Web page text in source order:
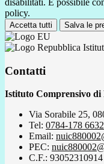
disabilitati. È possibile
policy.
Accetta tutti Salva le
Contatti
Istituto Comprensivo di
Via Sorabile 25,
Tel: 0784-178 6632
Email:
PEC:
C.F.: 93052310914